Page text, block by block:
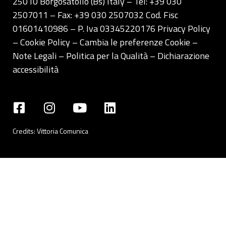
sopra.
2507011 – Fax: +39 030 2507032 Cod. Fisc
01601410986 – P. Iva 03345220176 Privacy Policy
– Cookie Policy –Cambia le preferenze Cookie –
Note Legali– Politica per la Qualità– Dichiarazione
accessibilità
Credits:Vittoria Comunica